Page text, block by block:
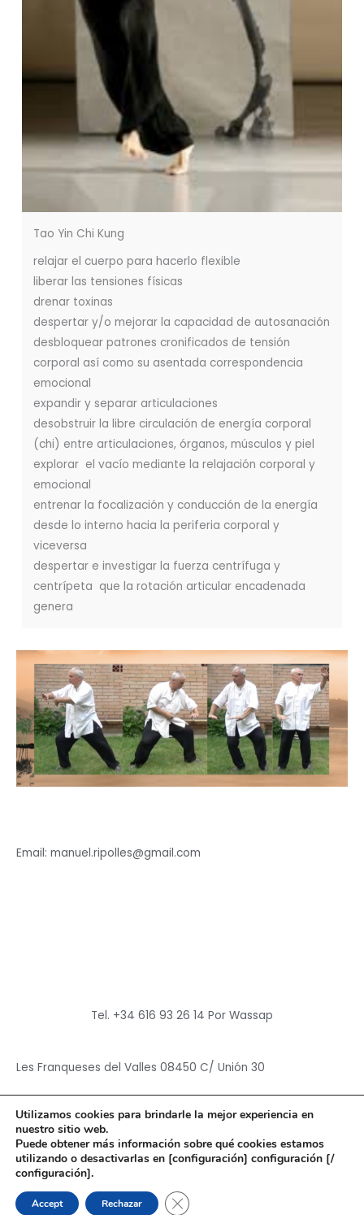
Tao Yin Chi Kung
relajar el cuerpo para hacerlo flexible
liberar las tensiones físicas
drenar toxinas
despertar y/o mejorar la capacidad de autosanación
desbloquear patrones cronificados de tensión
corporal así como su asentada correspondencia
emocional
expandir y separar articulaciones
desobstruir la libre circulación de energía corporal
(chi) entre articulaciones, órganos, músculos y piel
explorar el vacío mediante la relajación corporal y
emocional
entrenar la focalización y conducción de la energía
desde lo interno hacia la periferia corporal y
viceversa
despertar e investigar la fuerza centrífuga y
centrípeta que la rotación articular encadenada
genera
Email: manuel.ripolles@gmail.com
Tel. +34 616 93 26 14 Por Wassap
Les Franqueses del Valles 08450 C/ Unión 30
Copyright © 2026Hun Yuan Chen
Powered byHun Yuan Chen
Utilizamos cookies para brindarle la mejor experiencia en
nuestro sitio web.
Puede obtener más información sobre qué cookies estamos
utilizando o desactivarlas en [configuración] configuración [/
configuración].
Accept Rechazar CERRAR EL BANNER DE